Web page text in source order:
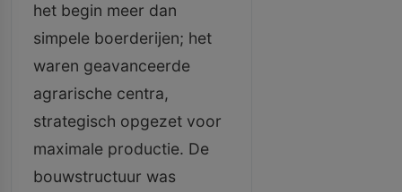
het begin meer dan
simpele boerderijen; het
waren geavanceerde
agrarische centra,
strategisch opgezet voor
maximale productie. De
bouwstructuur was